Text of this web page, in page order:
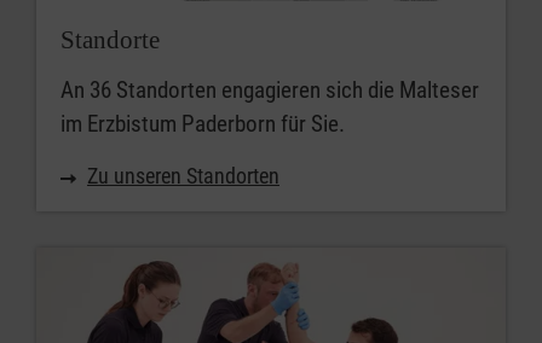
Standorte
An 36 Standorten engagieren sich die Malteser
im Erzbistum Paderborn für Sie.
Zu unseren Standorten